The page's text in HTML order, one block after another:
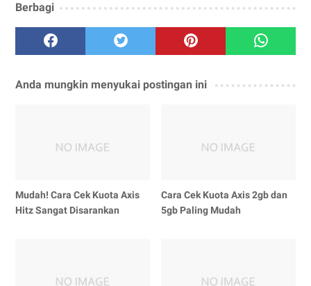
Berbagi
Anda mungkin menyukai postingan ini
Mudah! Cara Cek Kuota Axis
Hitz Sangat Disarankan
Cara Cek Kuota Axis 2gb dan
5gb Paling Mudah